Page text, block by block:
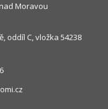
Moravou
oddíl C, vložka 54238